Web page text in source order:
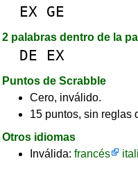
EX GE
2 palabras dentro de la
DE EX
Puntos de Scrabble
Cero, inválido.
15 puntos, sin reglas
Otros idiomas
Inválida: francés